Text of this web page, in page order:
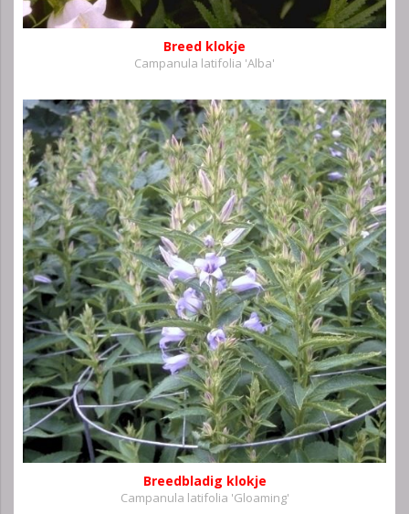
Breed klokje
Campanula latifolia 'Alba'
Breedbladig klokje
Campanula latifolia 'Gloaming'